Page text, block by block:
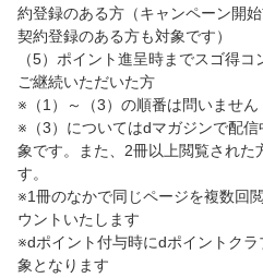
約登録のある方（キャンペーン開
契約登録のある方も対象です）
（5）ポイント進呈時までスゴ得
ご継続いただいた方
※（1）～（3）の順番は問いません
※（3）についてはdマガジンで配
象です。また、2冊以上閲覧された
す。
※1冊のなかで同じページを複数回
ウントいたします
※dポイント付与時にdポイントク
象となります